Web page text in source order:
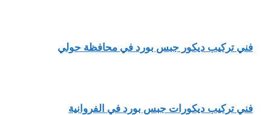
فني تركيب ديكور جبس بورد في محافظة حولي
فني تركيب ديكورات جبس بورد في الفروانية